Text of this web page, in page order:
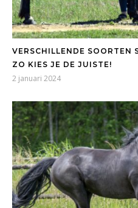
VERSCHILLENDE SOORTEN
ZO KIES JE DE JUISTE!
2 januari 2024